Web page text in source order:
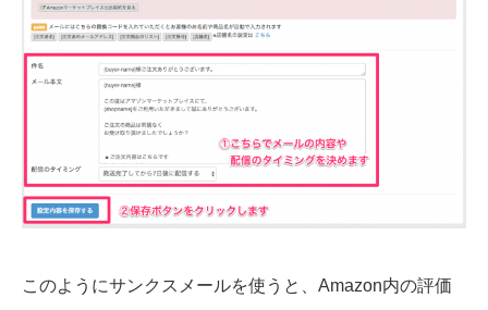
このようにサンクスメールを使うと、Amazon内の評価